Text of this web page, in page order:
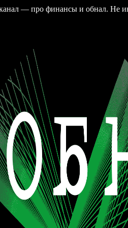
канал — про финансы и обнал. Не